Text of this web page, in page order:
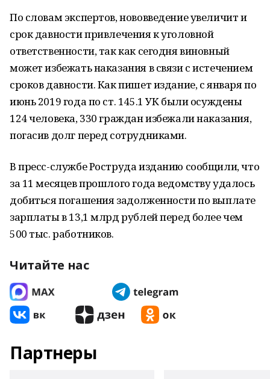
По словам экспертов, нововведение увеличит и
срок давности привлечения к уголовной
ответственности, так как сегодня виновный
может избежать наказания в связи с истечением
сроков давности. Как пишет издание, с января по
июнь 2019 года по ст. 145.1 УК были осуждены
124 человека, 330 граждан избежали наказания,
погасив долг перед сотрудниками.
В пресс-службе Роструда изданию сообщили, что
за 11 месяцев прошлого года ведомству удалось
добиться погашения задолженности по выплате
зарплаты в 13,1 млрд рублей перед более чем
500 тыс. работников.
Читайте нас
Партнеры